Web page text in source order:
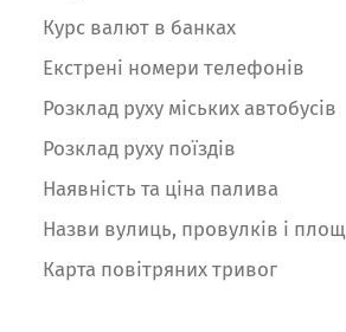
Курс валют в банках
Екстрені номери телефонів
Розклад руху міських автобусів
Розклад руху поїздів
Наявність та ціна палива
Назви вулиць, провулків і площ
Карта повітряних тривог